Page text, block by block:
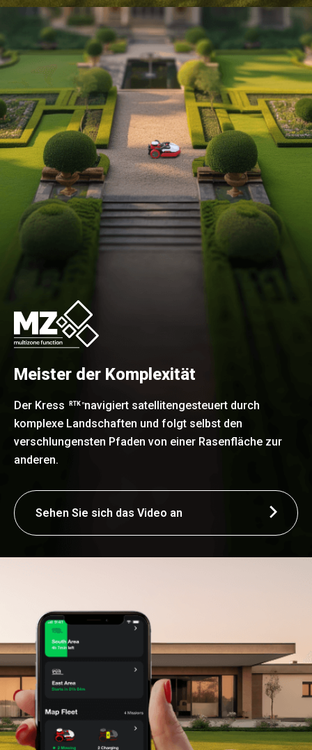
Meister der Komplexität
Der Kress RTK nnavigiert satellitengesteuert durch
komplexe Landschaften und folgt selbst den
verschlungensten Pfaden von einer Rasenfläche zur
anderen.
Sehen Sie sich das Video an